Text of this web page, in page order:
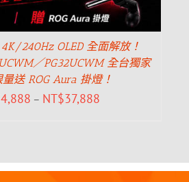
240Hz OLED 全面解放！
／PG32UCWM 全台獨家
送 ROG Aura 掛燈！
– NT$37,888